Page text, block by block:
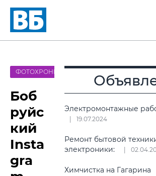
ФОТОХРОНИКА
Боб
руйс
кий
Insta
gra
Электромонтажные
19.07.2024
Ремонт бытовой
электроники:
Химчистка на Гагарина